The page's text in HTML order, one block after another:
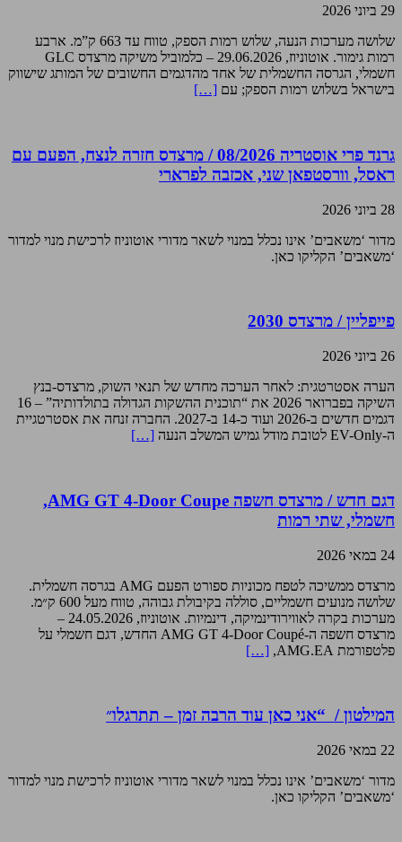
29 ביוני 2026
שלושה מערכות הנעה, שלוש רמות הספק, טווח עד 663 ק”מ. ארבע
רמות גימור. אוטוניוז, 29.06.2026 – כלמוביל משיקה מרצדס GLC
חשמלי, הגרסה החשמלית של אחד מהדגמים החשובים של המותג שישווק
בישראל בשלוש רמות הספק; עם […]
גרנד פרי אוסטריה 08/2026 / מרצדס חזרה לנצח, הפעם עם
ראסל, וורסטפאן שני, אכזבה לפרארי
28 ביוני 2026
מדור ‘משאבים’ אינו נכלל במנוי לשאר מדורי אוטוניוז לרכישת מנוי למדור
‘משאבים’ הקליקו כאן.
פייפליין / מרצדס 2030
26 ביוני 2026
הערה אסטרטגית: לאחר הערכה מחדש של תנאי השוק, מרצדס-בנץ
השיקה בפברואר 2026 את “תוכנית ההשקות הגדולה בתולדותיה” – 16
דגמים חדשים ב-2026 ועוד כ-14 ב-2027. החברה זנחה את אסטרטגיית
ה-EV-Only לטובת מודל גמיש המשלב הנעה
[…]
דגם חדש / מרצדס חשפה AMG GT 4-Door Coupe,
חשמלי, שתי רמות
24 במאי 2026
מרצדס ממשיכה לטפח מכוניות ספורט הפעם AMG בגרסה חשמלית.
שלושה מנועים חשמליים, סוללה בקיבולת גבוהה, טווח מעל 600 ק״מ.
מערכות בקרה לאווירודינמיקה, דינמיות. אוטוניוז, 24.05.2026 –
מרצדס חשפה ה-AMG GT 4-Door Coupé החדש, דגם חשמלי על
פלטפורמת AMG.EA,
[…]
המילטון / “אני כאן עוד הרבה זמן – תתרגלו״
22 במאי 2026
מדור ‘משאבים’ אינו נכלל במנוי לשאר מדורי אוטוניוז לרכישת מנוי למדור
‘משאבים’ הקליקו כאן.